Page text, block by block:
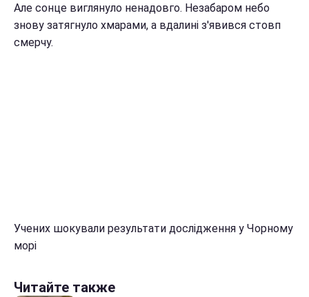
Але сонце виглянуло ненадовго. Незабаром небо
знову затягнуло хмарами, а вдалині з'явився стовп
смерчу.
Учених шокували результати дослідження у Чорному
морі
Читайте также